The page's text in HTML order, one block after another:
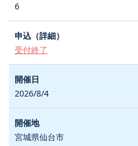
6
受付終了
2026/8/4
宮城県仙台市